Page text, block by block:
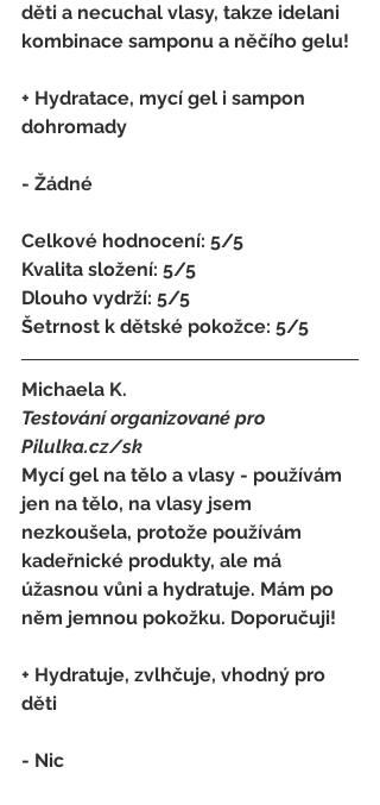
děti a necuchal vlasy, takze idelani
kombinace samponu a něčího gelu!
+ Hydratace, mycí gel i sampon
dohromady
- Žádné
Celkové hodnocení: 5/5
Kvalita složení: 5/5
Dlouho vydrží: 5/5
Šetrnost k dětské pokožce: 5/5
Michaela K.
Testování organizované pro
Pilulka.cz/sk
Mycí gel na tělo a vlasy - používám
jen na tělo, na vlasy jsem
nezkoušela, protože používám
kadeřnické produkty, ale má
úžasnou vůni a hydratuje. Mám po
něm jemnou pokožku. Doporučuji!
+ Hydratuje, zvlhčuje, vhodný pro
děti
- Nic